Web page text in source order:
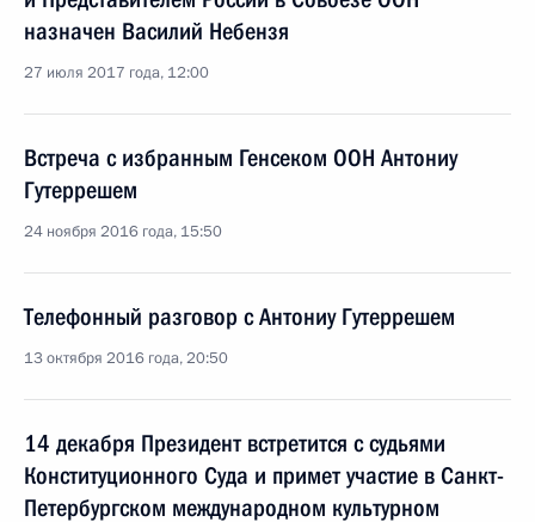
назначен Василий Небензя
27 июля 2017 года, 12:00
Встреча с избранным Генсеком ООН Антониу
Гутеррешем
24 ноября 2016 года, 15:50
Телефонный разговор с Антониу Гутеррешем
13 октября 2016 года, 20:50
14 декабря Президент встретится с судьями
Конституционного Суда и примет участие в Санкт-
Петербургском международном культурном